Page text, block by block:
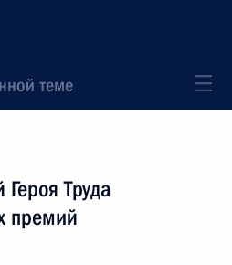
теме
Труда
премий